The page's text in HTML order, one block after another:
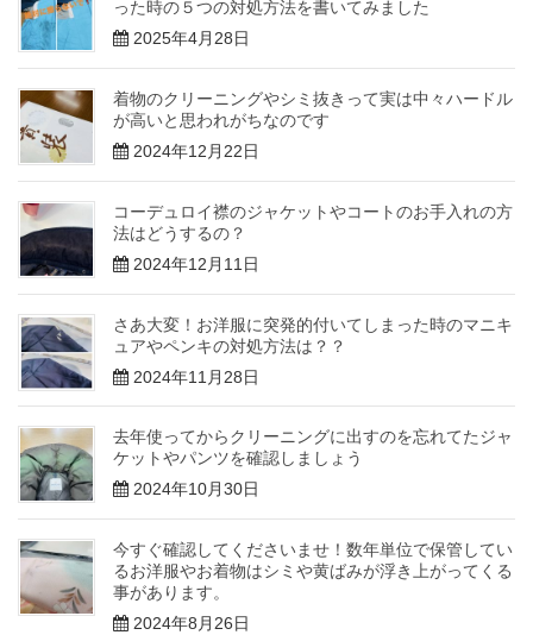
った時の５つの対処方法を書いてみました
2025年4月28日
着物のクリーニングやシミ抜きって実は中々ハードル
が高いと思われがちなのです
2024年12月22日
コーデュロイ襟のジャケットやコートのお手入れの方
法はどうするの？
2024年12月11日
さあ大変！お洋服に突発的付いてしまった時のマニキ
ュアやペンキの対処方法は？？
2024年11月28日
去年使ってからクリーニングに出すのを忘れてたジャ
ケットやパンツを確認しましょう
2024年10月30日
今すぐ確認してくださいませ！数年単位で保管してい
るお洋服やお着物はシミや黄ばみが浮き上がってくる
事があります。
2024年8月26日